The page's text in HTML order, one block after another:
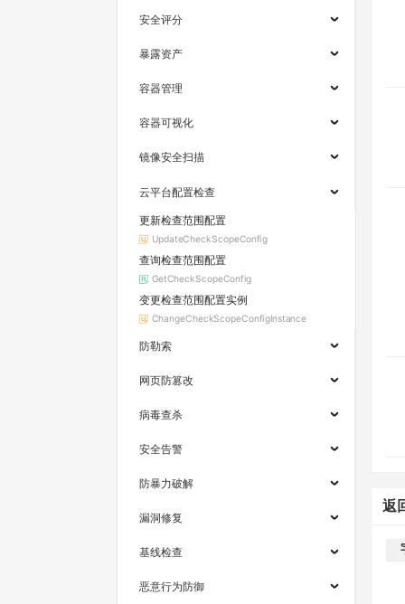
安全评分
暴露资产
容器管理
容器可视化
镜像安全扫描
云平台配置检查
更新检查范围配置
UpdateCheckScopeConfig
查询检查范围配置
GetCheckScopeConfig
变更检查范围配置实例
ChangeCheckScopeConfigInstance
防勒索
网页防篡改
病毒查杀
安全告警
防暴力破解
漏洞修复
基线检查
恶意行为防御
返